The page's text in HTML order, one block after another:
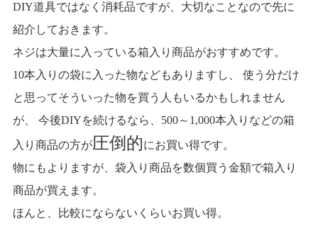
DIY道具ではなく消耗品ですが、大切なことなので先に
紹介しておきます。
ネジは大量に入っている箱入り商品がおすすめです。
10本入りの袋に入った物などもありますし、 使う分だけ
と思ってそういった物を買う人もいるかもしれません
が、 今後DIYを続けるなら、500～1,000本入りなどの箱
入り商品の方が圧倒的にお買い得です。
物にもよりますが、袋入り商品を数個買う金額で箱入り
商品が買えます。
ほんと、比較にならないくらいお買い得。